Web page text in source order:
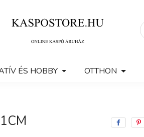
ÉS HOBBY OTTHON